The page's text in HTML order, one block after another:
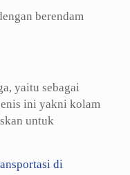
berendam
yaitu sebagai
ini yakni kolam
untuk
di